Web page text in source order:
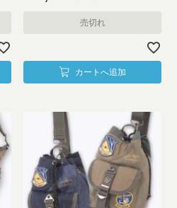
売切れ
カートへ追加